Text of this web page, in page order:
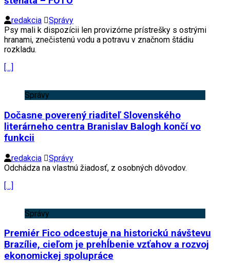
redakcia
Správy
Psy mali k dispozícii len provizórne prístrešky s ostrými
hranami, znečistenú vodu a potravu v značnom štádiu
rozkladu.
[…]
Správy
Dočasne poverený riaditeľ Slovenského
literárneho centra Branislav Balogh končí vo
funkcii
redakcia
Správy
Odchádza na vlastnú žiadosť, z osobných dôvodov.
[…]
Správy
Premiér Fico odcestuje na historickú návštevu
Brazílie, cieľom je prehĺbenie vzťahov a rozvoj
ekonomickej spolupráce